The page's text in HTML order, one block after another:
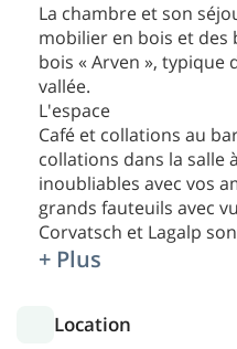
La chambre et son
mobilier en bois et
bois « Arven », typique
vallée.
L'espace
Café et collations au
collations dans la salle
inoubliables avec vos
grands fauteuils avec
Corvatsch et Lagalp
+ Plus
Location